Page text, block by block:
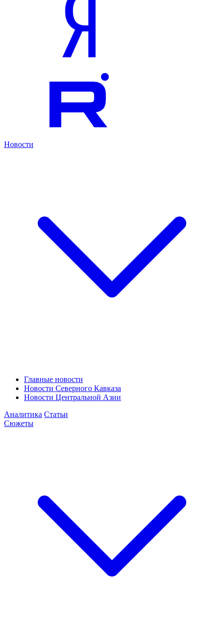
Новости
Главные новости
Новости Северного Кавказа
Новости Центральной Азии
Аналитика Статьи
Сюжеты